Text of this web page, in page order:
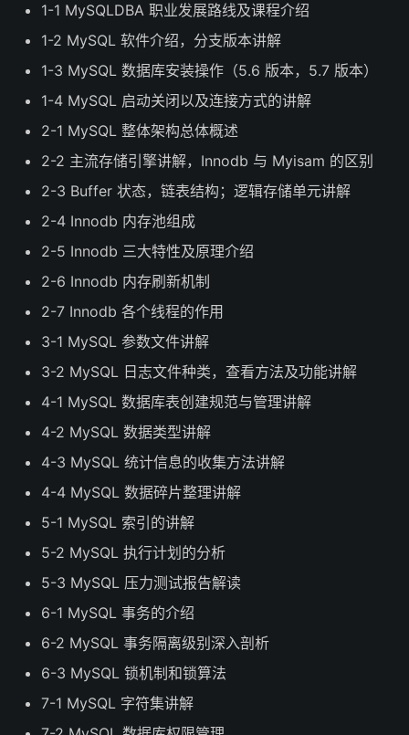
1-1 MySQLDBA 职业发展路线及课程介绍
1-2 MySQL 软件介绍，分支版本讲解
1-3 MySQL 数据库安装操作（5.6 版本，5.7 版本）
1-4 MySQL 启动关闭以及连接方式的讲解
2-1 MySQL 整体架构总体概述
2-2 主流存储引擎讲解，Innodb 与 Myisam 的区别
2-3 Buffer 状态，链表结构；逻辑存储单元讲解
2-4 Innodb 内存池组成
2-5 Innodb 三大特性及原理介绍
2-6 Innodb 内存刷新机制
2-7 Innodb 各个线程的作用
3-1 MySQL 参数文件讲解
3-2 MySQL 日志文件种类，查看方法及功能讲解
4-1 MySQL 数据库表创建规范与管理讲解
4-2 MySQL 数据类型讲解
4-3 MySQL 统计信息的收集方法讲解
4-4 MySQL 数据碎片整理讲解
5-1 MySQL 索引的讲解
5-2 MySQL 执行计划的分析
5-3 MySQL 压力测试报告解读
6-1 MySQL 事务的介绍
6-2 MySQL 事务隔离级别深入剖析
6-3 MySQL 锁机制和锁算法
7-1 MySQL 字符集讲解